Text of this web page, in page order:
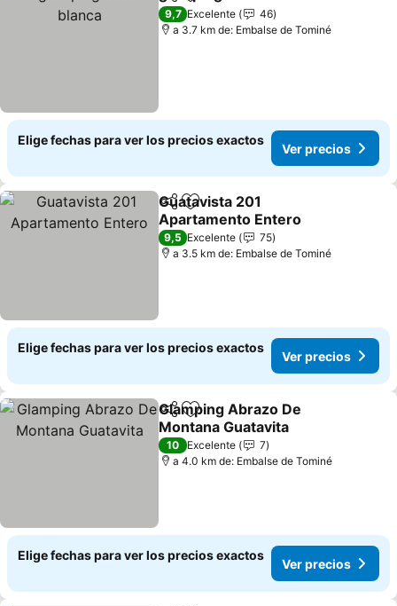
9,7 Excelente
46
a 3.7 km de: Embalse de Tominé
Elige fechas para ver los precios exactos
Ver precios
CompartirAgregar a favoritos
Guatavista 201
Apartamento Entero
9,5 Excelente
75
a 3.5 km de: Embalse de Tominé
Elige fechas para ver los precios exactos
Ver precios
CompartirAgregar a favoritos
Glamping Abrazo De
Montana Guatavita
10 Excelente
7
a 4.0 km de: Embalse de Tominé
Elige fechas para ver los precios exactos
Ver precios